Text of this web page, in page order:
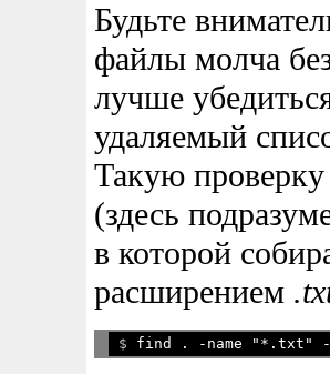
Будьте
файлы молча
лучше
удаляемый
Такую
(здесь
в которой
расширением
$